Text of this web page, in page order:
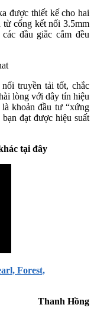
được thiết kế cho hai
từ cổng kết nối 3.5mm
đầu giắc cắm đều
truyền tải tốt, chắc
lòng với dây tín hiệu
khoản đầu tư “xứng
đạt được hiệu suất
tại đây
Forest,
Thanh Hồng